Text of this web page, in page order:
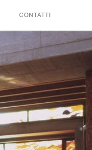
CONTATTI